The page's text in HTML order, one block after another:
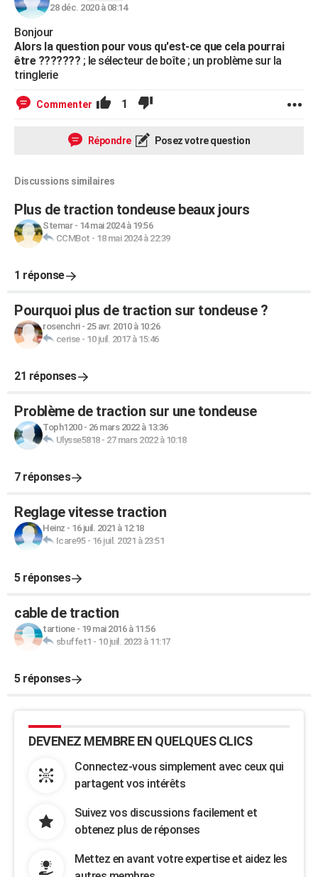
28 déc. 2020 à 08:14
Bonjour
Alors la question pour vous qu'est-ce que cela pourrai
être ??????? ; le sélecteur de boîte ; un problème sur la
tringlerie
Commenter 1
Répondre Posez votre question
Discussions similaires
Plus de traction tondeuse beaux jours
Stemar- 14 mai 2024 à 19:56
CCMBot - 18 mai 2024 à 22:39
1 réponse
Pourquoi plus de traction sur tondeuse ?
rosenchri- 25 avr. 2010 à 10:26
cerise- 10 juil. 2017 à 15:46
21 réponses
Problème de traction sur une tondeuse
Toph1200- 26 mars 2022 à 13:36
Ulysse5818- 27 mars 2022 à 10:18
7 réponses
Reglage vitesse traction
Heinz - 16 juil. 2021 à 12:18
Icare95- 16 juil. 2021 à 23:51
5 réponses
cable de traction
tartione- 19 mai 2016 à 11:56
sbuffet1 - 10 juil. 2023 à 11:17
5 réponses
DEVENEZ MEMBRE EN QUELQUES CLICS
Connectez-vous simplement avec ceux qui
partagent vos intérêts
Suivez vos discussions facilement et
obtenez plus de réponses
Mettez en avant votre expertise et aidez les